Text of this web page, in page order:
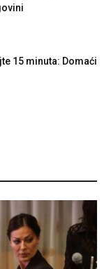
15 minuta: Domaći